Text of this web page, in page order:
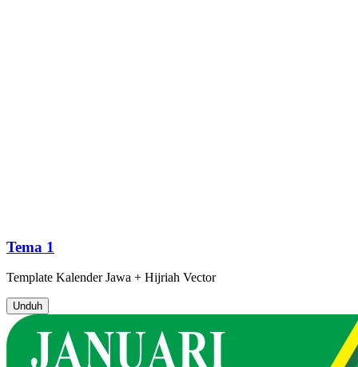
Tema 1
Template Kalender Jawa + Hijriah Vector
Unduh